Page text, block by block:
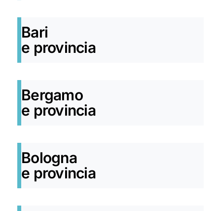
Bari
e provincia
Bergamo
e provincia
Bologna
e provincia